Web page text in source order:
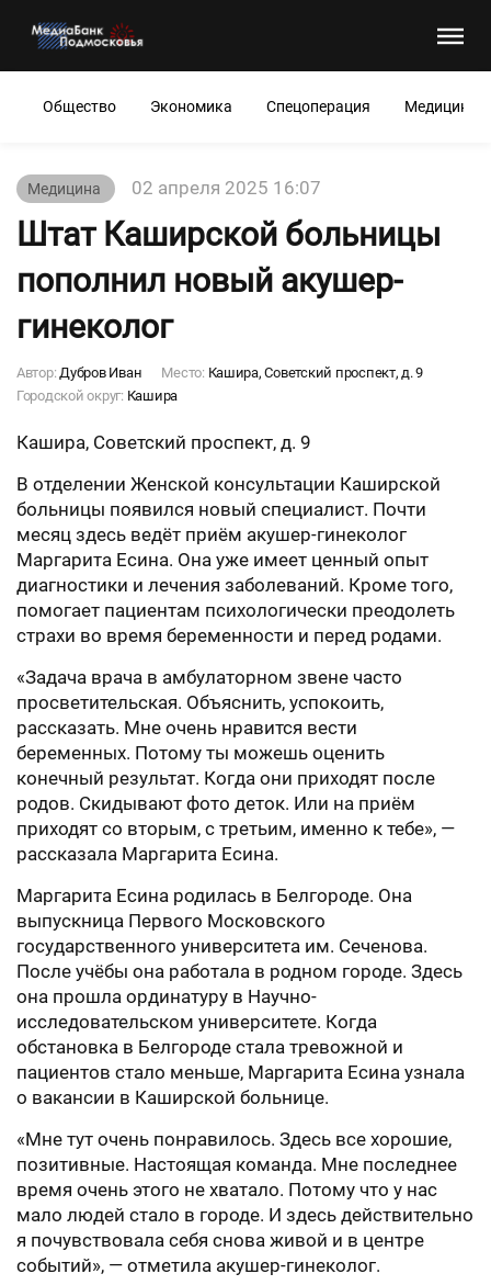
Общество Экономика Спецоперация Медицина
Медицина 02 апреля 2025 16:07
Штат Каширской больницы
пополнил новый акушер-
гинеколог
Автор:Дубров Иван Место: Кашира, Советский проспект, д. 9
Городской округ: Кашира
Кашира, Советский проспект, д. 9
В отделении Женской консультации Каширской
больницы появился новый специалист. Почти
месяц здесь ведёт приём акушер-гинеколог
Маргарита Есина. Она уже имеет ценный опыт
диагностики и лечения заболеваний. Кроме того,
помогает пациентам психологически преодолеть
страхи во время беременности и перед родами.
«Задача врача в амбулаторном звене часто
просветительская. Объяснить, успокоить,
рассказать. Мне очень нравится вести
беременных. Потому ты можешь оценить
конечный результат. Когда они приходят после
родов. Скидывают фото деток. Или на приём
приходят со вторым, с третьим, именно к тебе», —
рассказала Маргарита Есина.
Маргарита Есина родилась в Белгороде. Она
выпускница Первого Московского
государственного университета им. Сеченова.
После учёбы она работала в родном городе. Здесь
она прошла ординатуру в Научно-
исследовательском университете. Когда
обстановка в Белгороде стала тревожной и
пациентов стало меньше, Маргарита Есина узнала
о вакансии в Каширской больнице.
«Мне тут очень понравилось. Здесь все хорошие,
позитивные. Настоящая команда. Мне последнее
время очень этого не хватало. Потому что у нас
мало людей стало в городе. И здесь действительно
я почувствовала себя снова живой и в центре
событий», — отметила акушер-гинеколог.